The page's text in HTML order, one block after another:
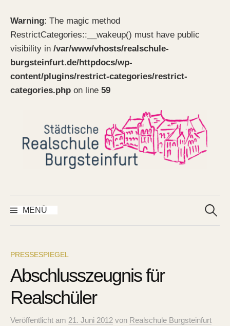
Warning: The magic method
RestrictCategories::__wakeup() must have public
visibility in /var/www/vhosts/realschule-
burgsteinfurt.de/httpdocs/wp-
content/plugins/restrict-categories/restrict-
categories.php on line 59
MENÜ
nach:
PRESSESPIEGEL
Abschlusszeugnis für
Realschüler
Veröffentlicht am 21. Juni 2012 von Realschule Burgsteinfurt